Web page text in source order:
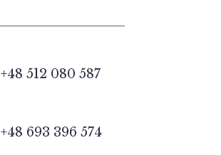
+48 512 080 587
+48 693 396 574